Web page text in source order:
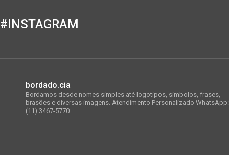
#INSTAGRAM
bordado.cia
Bordamos desde nomes simples até logotipos, símbolos, frases,
brasões e diversas imagens. Atendimento Personalizado WhatsApp:
(11) 3467-5770